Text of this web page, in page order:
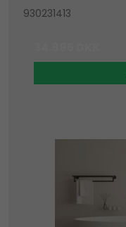
930231413